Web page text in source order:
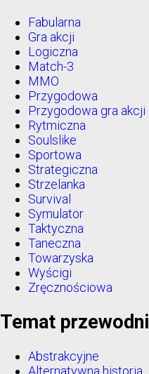
Fabularna
Gra akcji
Logiczna
Match-3
MMO
Przygodowa
Przygodowa gra akcji
Rytmiczna
Soulslike
Sportowa
Strategiczna
Strzelanka
Survival
Symulator
Taktyczna
Taneczna
Towarzyska
Wyścigi
Zręcznościowa
Temat przewodni
Abstrakcyjne
Alternatywna historia